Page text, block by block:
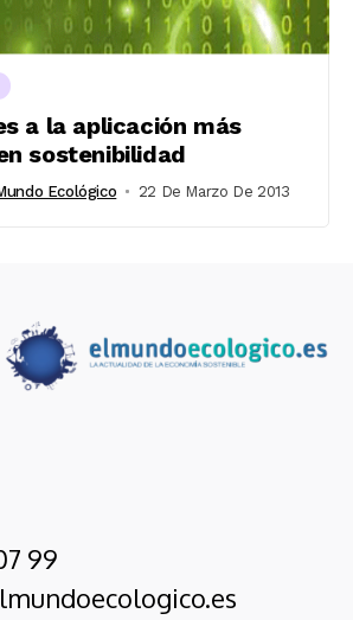
a la aplicación más
sostenibilidad
Ecológico 22 De Marzo De 2013
99